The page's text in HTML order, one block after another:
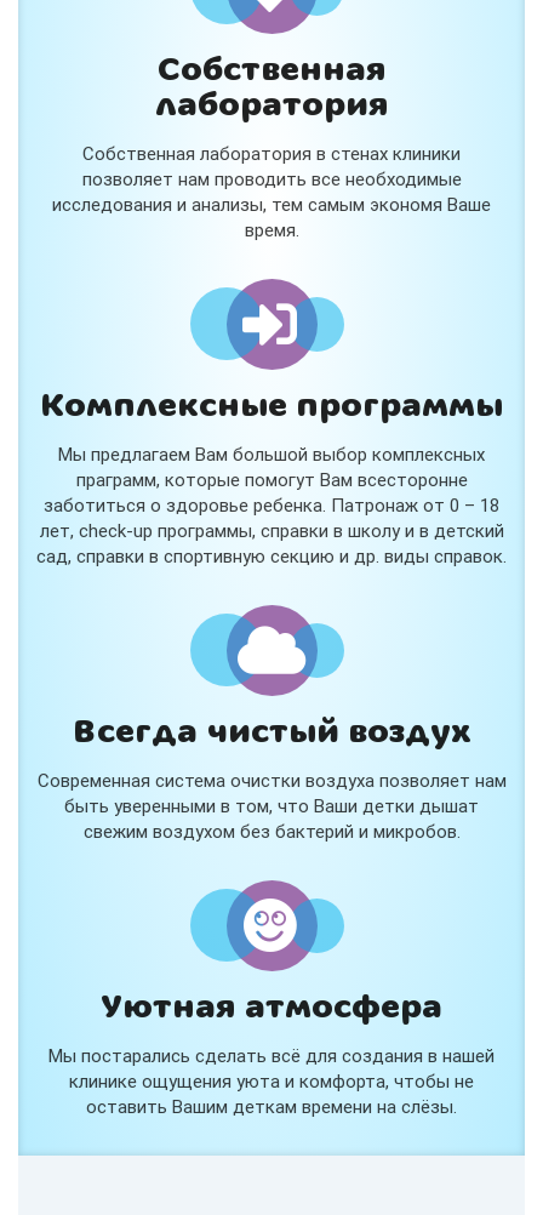
Собственная
лаборатория
Собственная лаборатория в стенах клиники
позволяет нам проводить все необходимые
исследования и анализы, тем самым экономя Ваше
время.
Комплексные программы
Мы предлагаем Вам большой выбор комплексных
праграмм, которые помогут Вам всесторонне
заботиться о здоровье ребенка. Патронаж от 0 – 18
лет, check-up программы, справки в школу и в детский
сад, справки в спортивную секцию и др. виды справок.
Всегда чистый воздух
Современная система очистки воздуха позволяет нам
быть уверенными в том, что Ваши детки дышат
свежим воздухом без бактерий и микробов.
Уютная атмосфера
Мы постарались сделать всё для создания в нашей
клинике ощущения уюта и комфорта, чтобы не
оставить Вашим деткам времени на слёзы.
Нет, спасибо
Я согласен на обработкуперсональных данных
Работает наСтримвуд